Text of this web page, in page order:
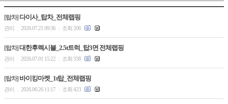
[탑차] 다이사_탑차_전체랩핑
관리 2026.07.21 09:36 조회 206
[탑차] 대한후렉시블_2.5t트럭_탑3면 전체랩핑
관리 2026.07.01 15:22 조회 338
[탑차] 바이킹마켓_1t탑_전체랩핑
관리 2026.06.26 11:17 조회 423